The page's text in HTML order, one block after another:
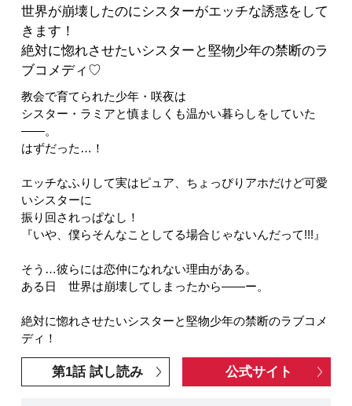
世界が崩壊したのにシスターがエッチな誘惑をして
きます！
絶対に惚れさせたいシスターと堅物少年の禁断のラ
ブコメディ♡
教会で育てられた少年・咲夜は
シスター・ラミアと慎ましくも温かい暮らしをしていた
――。
はずだった…！
エッチなふりして実はピュア、ちょっぴりアホだけど可愛
いシスターに
振り回されっぱなし！
『いや、僕らそんなことしてる場合じゃないんだって!!!』
そう…彼らには恋仲になれない理由がある。
ある日 世界は崩壊してしまったから――ー。
絶対に惚れさせたいシスターと堅物少年の禁断のラブコメ
ディ！
第1話 試し読み 公式サイト